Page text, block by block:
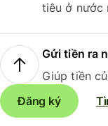
tiêu ở nước
Gửi tiền ra
Giúp tiền
Đăng ký